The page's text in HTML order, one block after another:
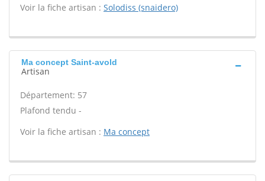
Voir la fiche artisan : Solodiss (snaidero)
Ma concept Saint-avold
Artisan
Département: 57
Plafond tendu -
Voir la fiche artisan : Ma concept